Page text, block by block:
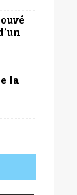
la